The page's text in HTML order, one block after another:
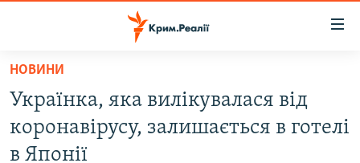
Перейти
основного
матеріалу
Перейти
ВОДА.КРИМ
ВІДЕО ТА ФОТО
НОВИНИ
Українка, яка вилікувалася від
коронавірусу, залишається в готелі
в Японії